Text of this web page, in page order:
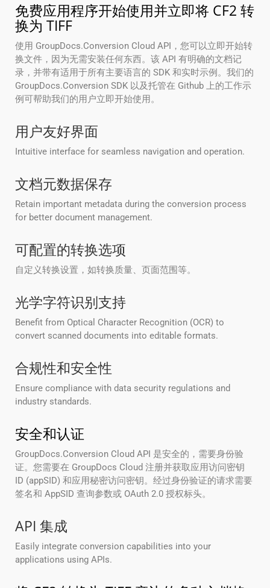
免费应用程序开始使用并立即将 CF2 转
换为 TIFF
使用 GroupDocs.Conversion Cloud API，您可以立即开始转
换文件，因为无需安装任何东西。该 API 有明确的文档记
录，并带有适用于所有主要语言的 SDK 和实时示例。我们的
GroupDocs.Conversion SDK 以及托管在 Github 上的工作示
例可帮助我们的用户立即开始使用。
用户友好界面
Intuitive interface for seamless navigation and operation.
文档元数据保存
Retain important metadata during the conversion process
for better document management.
可配置的转换选项
自定义转换设置，如转换质量、页面范围等。
光学字符识别支持
Benefit from Optical Character Recognition (OCR) to
convert scanned documents into editable formats.
合规性和安全性
Ensure compliance with data security regulations and
industry standards.
安全和认证
GroupDocs.Conversion Cloud API 是安全的，需要身份验
证。您需要在 GroupDocs Cloud 注册并获取应用访问密钥
ID (appSID) 和应用秘密访问密钥。经过身份验证的请求需要
签名和 AppSID 查询参数或 OAuth 2.0 授权标头。
API 集成
Easily integrate conversion capabilities into your
applications using APIs.